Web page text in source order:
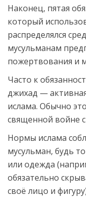
Наконец, пятая
который
распределялся
мусульманам
пожертвования и
Часто к
джихад —
ислама. Обычно
священной войне
Нормы ислама
мусульман, будь
или одежда
обязательно
своё лицо и